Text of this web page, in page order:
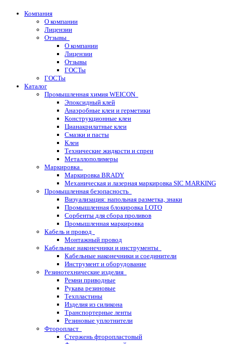
Компания
О компании
Лицензии
Отзывы
О компании
Лицензии
Отзывы
ГОСТы
ГОСТы
Каталог
Промышленная химия WEICON
Эпоксидный клей
Анаэробные клеи и герметики
Конструкционные клеи
Цианакрилатные клеи
Смазки и пасты
Клеи
Технические жидкости и спреи
Металлополимеры
Маркировка
Маркировка BRADY
Механическая и лазерная маркировка SIC MARKING
Промышленная безопасность
Визуализация: напольная разметка, знаки
Промышленная блокировка LOTO
Сорбенты для сбора проливов
Промышленная маркировка
Кабель и провод
Монтажный провод
Кабельные наконечники и инструменты
Кабельные наконечники и соединители
Инструмент и оборудование
Резинотехнические изделия
Ремни приводные
Рукава резиновые
Техпластины
Изделия из силикона
Транспортерные ленты
Резиновые уплотнители
Фторопласт
Стержень фторопластовый